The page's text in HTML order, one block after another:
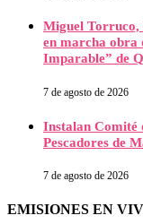
Miguel Torruco,
en marcha
Imparable” de
7 de agosto de 2026
Instalan Comité
Pescadores de
7 de agosto de 2026
EMISIONES EN